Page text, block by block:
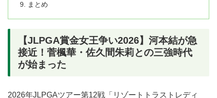
まとめ
【JLPGA賞金女王争い2026】河本結が急
接近！菅楓華・佐久間朱莉との三強時代
が始まった
2026年JLPGAツアー第12戦「リゾートトラストレディ